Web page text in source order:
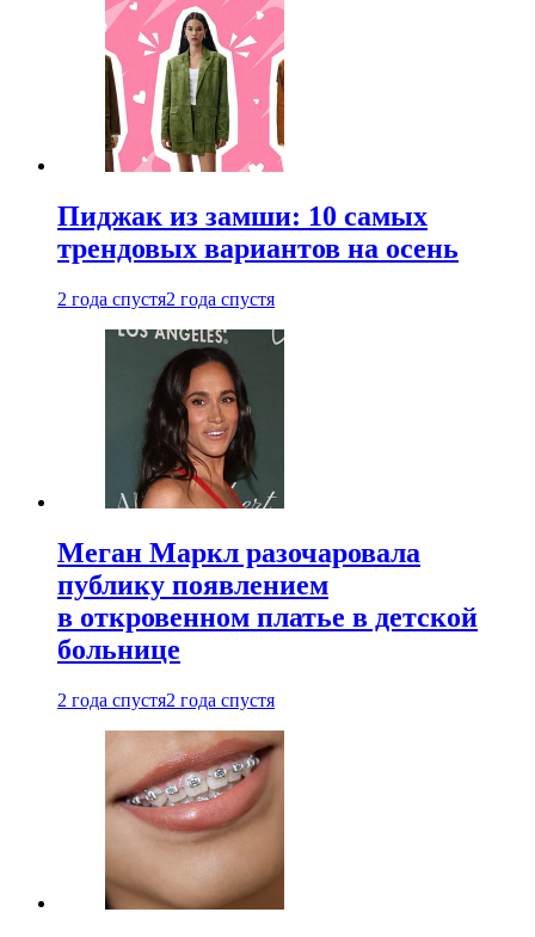
Пиджак из замши: 10 самых
трендовых вариантов на осень
2 года спустя2 года спустя
Меган Маркл разочаровала
публику появлением
в откровенном платье в детской
больнице
2 года спустя2 года спустя